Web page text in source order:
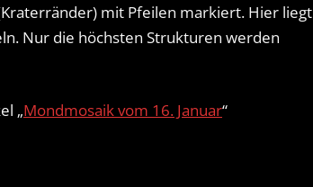
mit Pfeilen markiert. Hier liegt
Nur die höchsten Strukturen werden
„Mondmosaik vom 16. Januar“